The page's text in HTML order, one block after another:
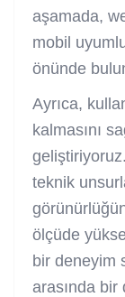
aşamada,
mobil
önünde
Ayrıca,
kalmasını
teknik
ölçüde
bir deneyim
arasında